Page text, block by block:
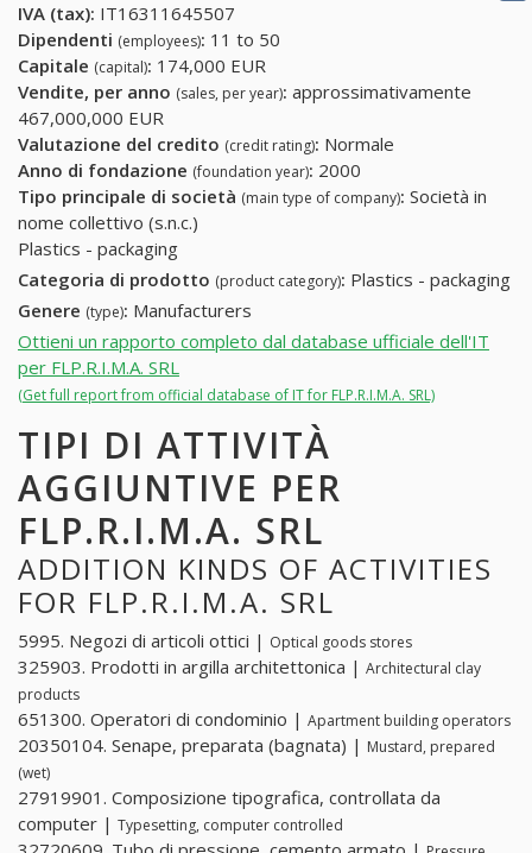
IVA (tax): IT16311645507
Dipendenti (employees): 11 to 50
Capitale (capital): 174,000 EUR
Vendite, per anno (sales, per year): approssimativamente
467,000,000 EUR
Valutazione del credito (credit rating): Normale
Anno di fondazione (foundation year): 2000
Tipo principale di società (main type of company): Società in
nome collettivo (s.n.c.)
Plastics - packaging
Categoria di prodotto (product category): Plastics - packaging
Genere (type): Manufacturers
Ottieni un rapporto completo dal database ufficiale dell'IT
per FLP.R.I.M.A. SRL
(Get full report from official database of IT for FLP.R.I.M.A. SRL)
TIPI DI ATTIVITÀ
AGGIUNTIVE PER
FLP.R.I.M.A. SRL
ADDITION KINDS OF ACTIVITIES
FOR FLP.R.I.M.A. SRL
5995. Negozi di articoli ottici | Optical goods stores
325903. Prodotti in argilla architettonica | Architectural clay
products
651300. Operatori di condominio | Apartment building operators
20350104. Senape, preparata (bagnata) | Mustard, prepared
(wet)
27919901. Composizione tipografica, controllata da
computer | Typesetting, computer controlled